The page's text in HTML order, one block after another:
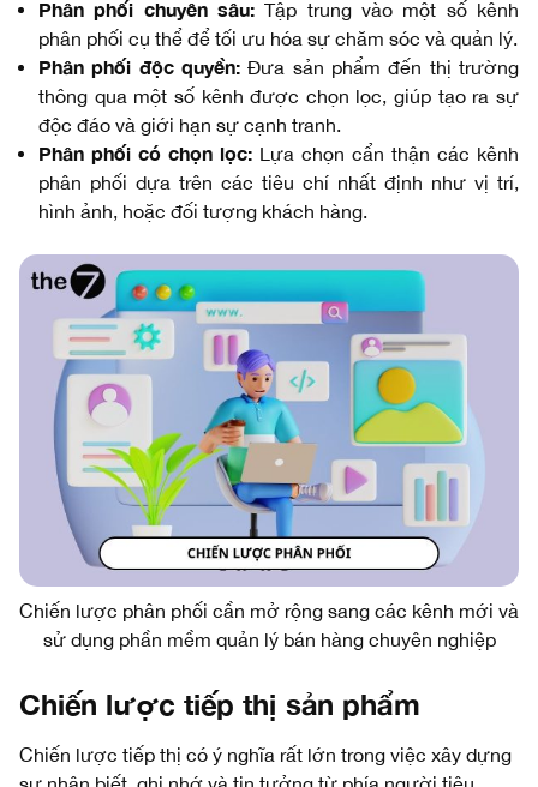
Phân phối chuyên sâu:Tập trung vào một số kênh
phân phối cụ thể để tối ưu hóa sự chăm sóc và quản lý.
Phân phối độc quyền:Đưa sản phẩm đến thị trường
thông qua một số kênh được chọn lọc, giúp tạo ra sự
độc đáo và giới hạn sự cạnh tranh.
Phân phối có chọn lọc: Lựa chọn cẩn thận các kênh
phân phối dựa trên các tiêu chí nhất định như vị trí,
hình ảnh, hoặc đối tượng khách hàng.
Chiến lược phân phối cần mở rộng sang các kênh mới và
sử dụng phần mềm quản lý bán hàng chuyên nghiệp
Chiến lược tiếp thị sản phẩm
Chiến lược tiếp thị có ý nghĩa rất lớn trong việc xây dựng